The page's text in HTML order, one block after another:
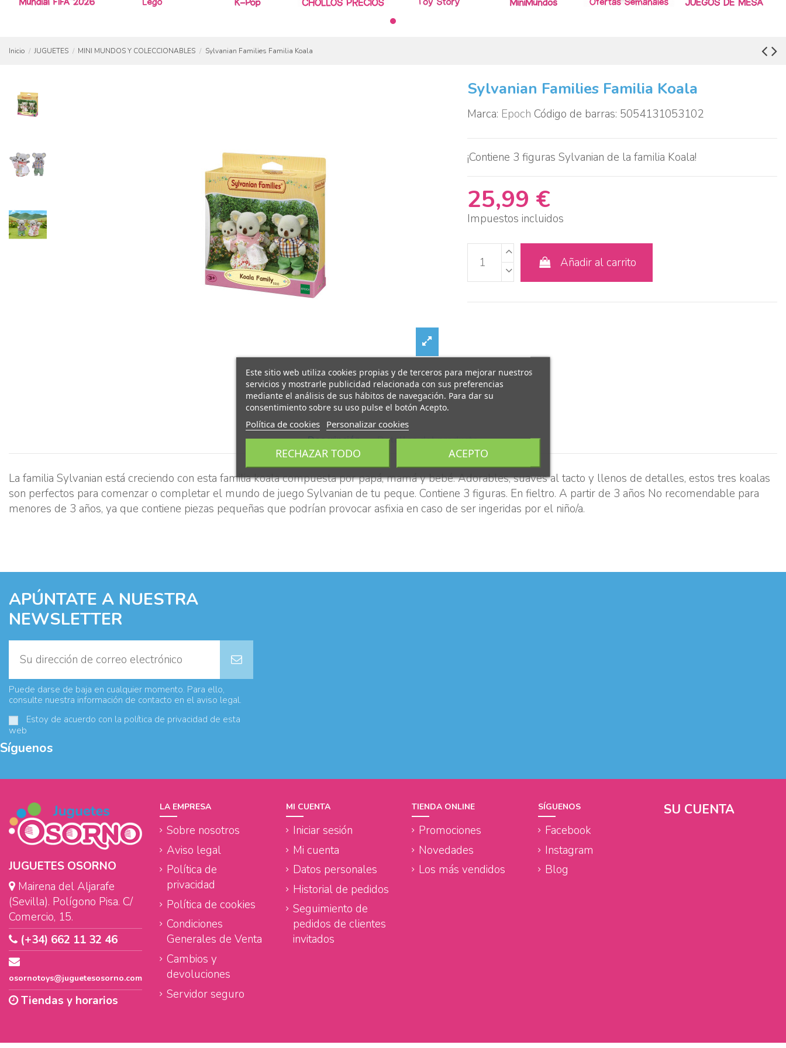
Inicio JUGUETES MINI MUNDOS Y COLECCIONABLES Sylvanian Families Familia Koala
Sylvanian Families Familia Koala
Marca: Epoch Código de barras: 5054131053102
¡Contiene 3 figuras Sylvanian de la familia Koala!
25,99 €
Impuestos incluidos
Añadir al carrito
Descripción Detalles del producto
La familia Sylvanian está creciendo con esta familia koala compuesta por papá, mamá y bebé. Adorables, suaves al tacto y llenos de detalles, estos tres koalas
son perfectos para comenzar o completar el mundo de juego Sylvanian de tu peque. Contiene 3 figuras. En fieltro. A partir de 3 años No recomendable para
menores de 3 años, ya que contiene piezas pequeñas que podrían provocar asfixia en caso de ser ingeridas por el niño/a.
APÚNTATE A NUESTRA
NEWSLETTER
Puede darse de baja en cualquier momento. Para ello,
consulte nuestra información de contacto en el aviso legal.
Estoy de acuerdo con la política de privacidad de esta
web
Síguenos
JUGUETES OSORNO
Mairena del Aljarafe
(Sevilla). Polígono Pisa. C/
Comercio, 15.
(+34) 662 11 32 46
osornotoys@juguetesosorno.com
Tiendas y horarios
LA EMPRESA
Sobre nosotros
Aviso legal
Política de
privacidad
Política de cookies
Condiciones
Generales de Venta
Cambios y
devoluciones
Servidor seguro
MI CUENTA
Iniciar sesión
Mi cuenta
Datos personales
Historial de pedidos
Seguimiento de
pedidos de clientes
invitados
TIENDA ONLINE
Promociones
Novedades
Los más vendidos
SÍGUENOS
Facebook
Instagram
Blog
SU CUENTA
Este sitio web utiliza cookies propias y de terceros para mejorar nuestros
servicios y mostrarle publicidad relacionada con sus preferencias
mediante el análisis de sus hábitos de navegación. Para dar su
consentimiento sobre su uso pulse el botón Acepto.
Política de cookies Personalizar cookies
RECHAZAR TODO ACEPTO